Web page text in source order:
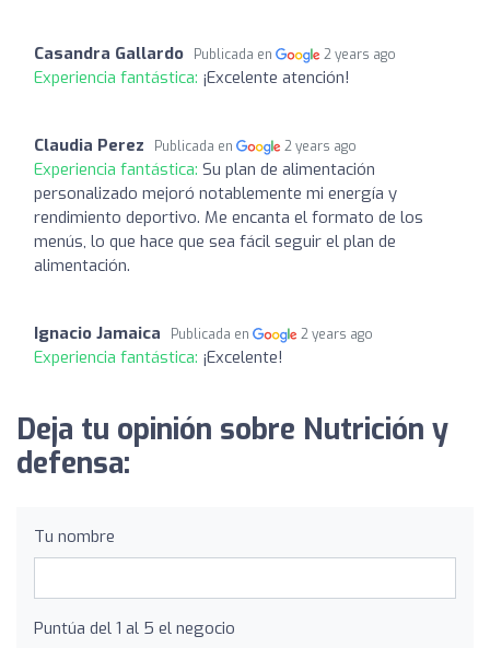
Casandra Gallardo Publicada en 2 years ago
Experiencia fantástica: ¡Excelente atención!
Claudia Perez Publicada en 2 years ago
Experiencia fantástica: Su plan de alimentación
personalizado mejoró notablemente mi energía y
rendimiento deportivo. Me encanta el formato de los
menús, lo que hace que sea fácil seguir el plan de
alimentación.
Ignacio Jamaica Publicada en 2 years ago
Experiencia fantástica: ¡Excelente!
Deja tu opinión sobre Nutrición y
defensa:
Tu nombre
Puntúa del 1 al 5 el negocio